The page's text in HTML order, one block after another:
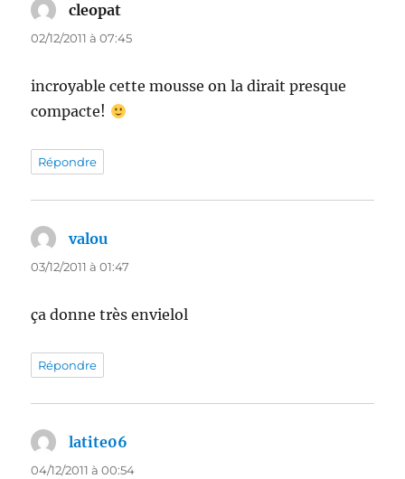
cleopat
02/12/2011 à 07:45
incroyable cette mousse on la dirait presque
compacte!
Répondre
valou
03/12/2011 à 01:47
ça donne très envielol
Répondre
latite06
04/12/2011 à 00:54